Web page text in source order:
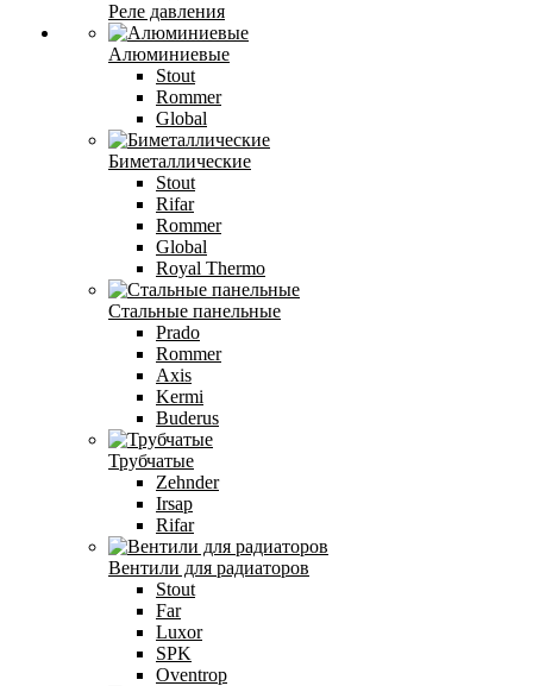
Реле давления
Алюминиевые
Stout
Rommer
Global
Биметаллические
Stout
Rifar
Rommer
Global
Royal Thermo
Стальные панельные
Prado
Rommer
Axis
Kermi
Buderus
Трубчатые
Zehnder
Irsap
Rifar
Вентили для радиаторов
Stout
Far
Luxor
SPK
Oventrop